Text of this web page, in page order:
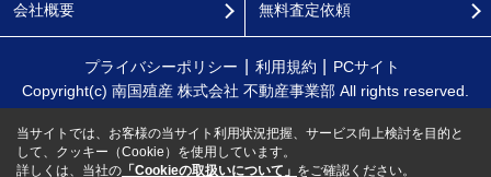
会社概要 無料査定依頼
プライバシーポリシー 利用規約
PCサイト
Copyright(c) 南国殖産 株式会社 不動産事業部 All rights reserved.
当サイトでは、お客様の当サイト利用状況把握、サービス向上検討を目的と
して、クッキー（Cookie）を使用しています。
詳しくは、当社の 「Cookieの取扱いについて」 をご確認ください。